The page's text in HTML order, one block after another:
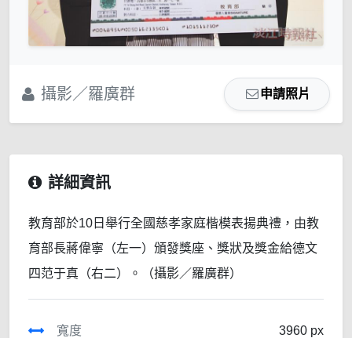
攝影／羅廣群 申請照片
詳細資訊
教育部於10日舉行全國慈孝家庭楷模表揚典禮，由教
育部長蔣偉寧（左一）頒發獎座、獎狀及獎金給德文
四范于真（右二）。（攝影／羅廣群）
寬度
3960 px